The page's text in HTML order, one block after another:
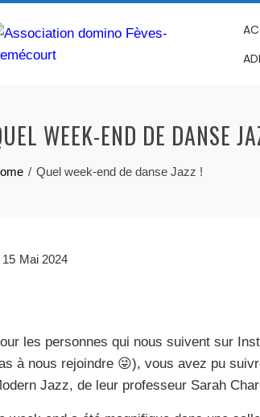
WEEK-END DE DANSE
Quel week-end de danse Jazz !
15 Mai 2024
les personnes qui nous suivent sur
à nous rejoindre 😜), vous avez pu
Jazz, de leur professeur Sarah